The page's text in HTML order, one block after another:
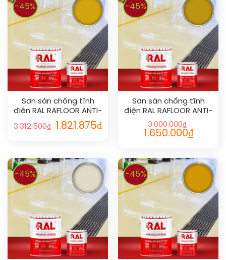
-45%
Sơn sàn chống tĩnh
điện RAL RAFLOOR ANTI-
STATIC 1004
3.312.500₫ 1.821.875₫
-45%
Sơn sàn chống tĩnh
điện RAL RAFLOOR ANTI-
STATIC 1005
3.000.000₫
1.650.000₫
-45% -45%